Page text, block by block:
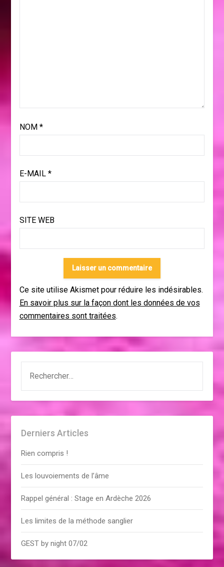
NOM *
E-MAIL *
SITE WEB
Ce site utilise Akismet pour réduire les indésirables.
En savoir plus sur la façon dont les données de vos
commentaires sont traitées.
Derniers Articles
Rien compris !
Les louvoiements de l’âme
Rappel général : Stage en Ardèche 2026
Les limites de la méthode sanglier
GEST by night 07/02